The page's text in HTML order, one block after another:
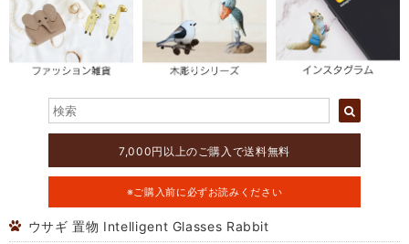
7,000円以上のご購入で送料無料
※ご購入前に必ずお読みください
ウサギ 置物 Intelligent Glasses Rabbit